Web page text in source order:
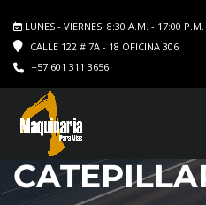
LUNES - VIERNES: 8:30 A.M. - 17:00 P.M.
CALLE 122 # 7A - 18 OFICINA 306
+57 601 311 3656